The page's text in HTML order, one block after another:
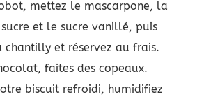
mettez le mascarpone, la
et le sucre vanillé, puis
chantilly et réservez au frais.
faites des copeaux.
biscuit refroidi, humidifiez